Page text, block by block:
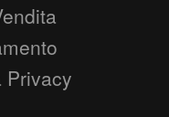
Privacy